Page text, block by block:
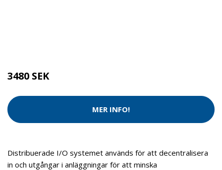
3480 SEK
MER INFO!
Distribuerade I/O systemet används för att decentralisera
in och utgångar i anläggningar för att minska